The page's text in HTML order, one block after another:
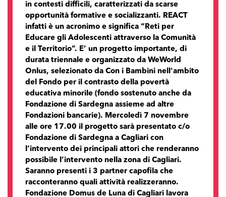
in contesti difficili, caratterizzati da scarse
opportunità formative e socializzanti. REACT
infatti è un acronimo e significa “Reti per
Educare gli Adolescenti attraverso la Comunità
e il Territorio”. E’ un progetto importante, di
durata triennale e organizzato da WeWorld
Onlus, selezionato da Con i Bambini nell'ambito
del Fondo per il contrasto della povertà
educativa minorile (fondo sostenuto anche da
Fondazione di Sardegna assieme ad altre
Fondazioni bancarie). Mercoledì 7 novembre
alle ore 17.00 il progetto sarà presentato c/o
Fondazione di Sardegna a Cagliari con
l’intervento dei principali attori che renderanno
possibile l’intervento nella zona di Cagliari.
Saranno presenti i 3 partner capofila che
racconteranno quali attività realizzeranno.
Fondazione Domus de Luna di Cagliari lavora